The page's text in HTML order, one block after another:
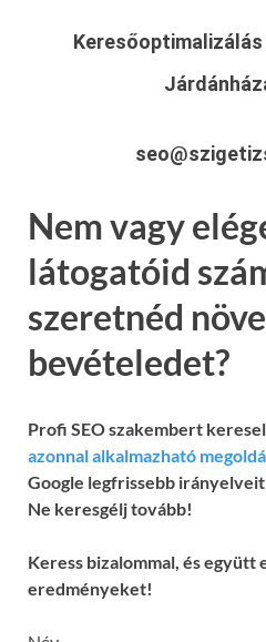
Keresőoptimalizálás
Nem vagy
látogatóid
szeretnéd
bevételedet?
Profi SEO szakembert
azonnal alkalmazható
Google legfrissebb
Ne keresgélj tovább!
Keress bizalommal, és együtt
eredményeket!